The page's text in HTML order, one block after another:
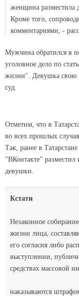
женщина разместила
Кроме того,
комментариями, -
Мужчина обратился в
уголовное дело по
жизни". Девушка свою
суд.
Отметим, что в
во всех прошлых
Так, ранее в Татарстане
"ВКонтакте"
девушки.
Кстати
Незаконное
жизни лица,
его согласия либо
выступлении,
средствах массовой
наказываются